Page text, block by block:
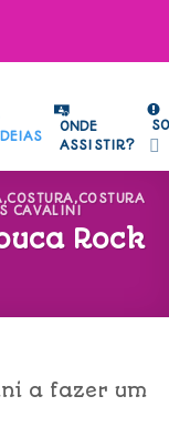
ONDE
ASSISTIR?
,COSTURA,COSTURA
CAVALINI
Rock
a fazer um